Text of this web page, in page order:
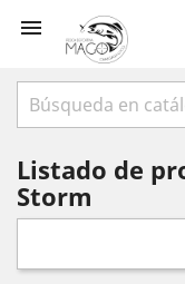

Listado de
Storm